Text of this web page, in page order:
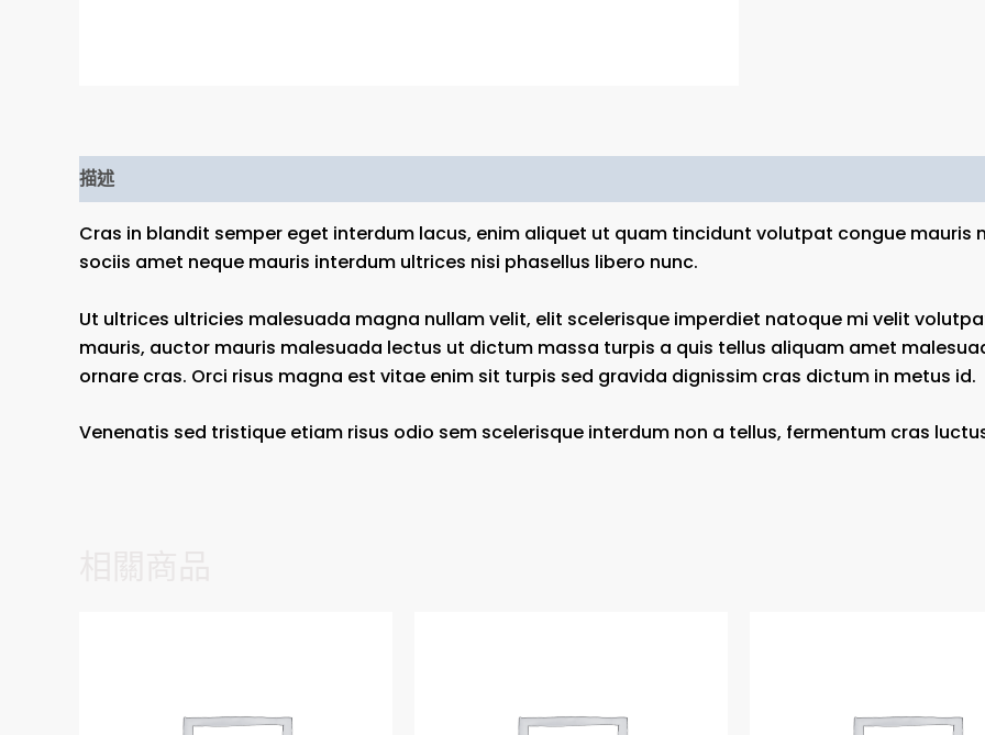
描述
Cras in blandit semper eget interdum lacus, enim aliquet ut quam tincidunt volutpat congue mauris
sociis amet neque mauris interdum ultrices nisi phasellus libero nunc.
Ut ultrices ultricies malesuada magna nullam velit, elit scelerisque imperdiet natoque mi velit
mauris, auctor mauris malesuada lectus ut dictum massa turpis a quis tellus aliquam amet
ornare cras. Orci risus magna est vitae enim sit turpis sed gravida dignissim cras dictum in metus id.
Venenatis sed tristique etiam risus odio sem scelerisque interdum non a tellus, fermentum cras